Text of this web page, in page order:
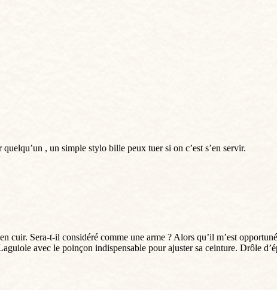
, un simple stylo bille peux tuer si on c’est s’en servir.
cuir. Sera-t-il considéré comme une arme ? Alors qu’il m’est
avec le poinçon indispensable pour ajuster sa ceinture. Drôle